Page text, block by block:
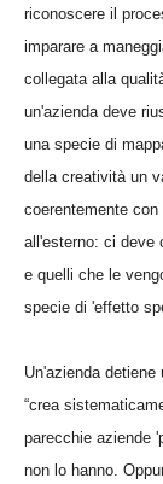
riconoscere il
imparare a
collegata alla
un'azienda deve
una specie di
della creatività un
coerentemente
all'esterno: ci deve
e quelli che le
specie di 'effetto
Un'azienda
“crea
parecchie aziende
non lo hanno.